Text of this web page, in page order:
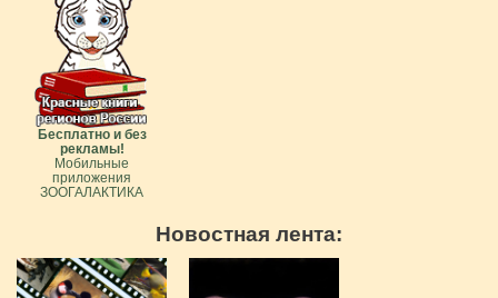
Бесплатно и без
рекламы!
Мобильные
приложения
ЗООГАЛАКТИКА
Новостная лента: